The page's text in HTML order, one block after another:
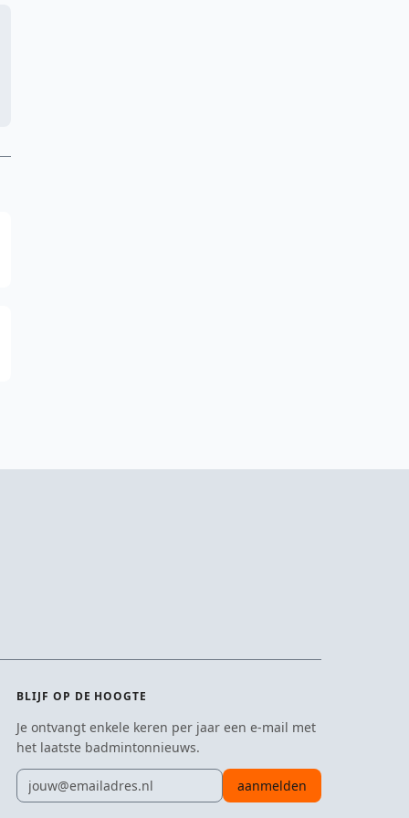
BLIJF OP DE HOOGTE
Je ontvangt enkele keren per jaar een e-mail met
het laatste badmintonnieuws.
E-mailadres
aanmelden